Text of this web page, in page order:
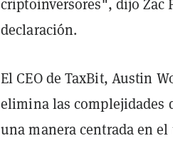
criptoinversores", dijo Zac
declaración.
El CEO de TaxBit, Austin
elimina las complejidades
una manera centrada en